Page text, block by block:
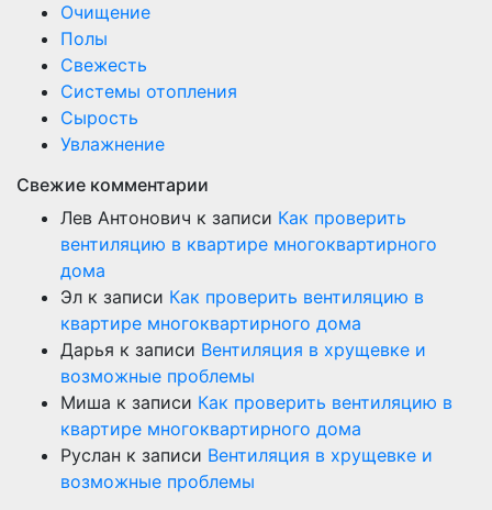
Очищение
Полы
Свежесть
Системы отопления
Сырость
Увлажнение
Свежие комментарии
Лев Антонович к записи Как проверить
вентиляцию в квартире многоквартирного
дома
Эл к записи Как проверить вентиляцию в
квартире многоквартирного дома
Дарья к записи Вентиляция в хрущевке и
возможные проблемы
Миша к записи Как проверить вентиляцию в
квартире многоквартирного дома
Руслан к записи Вентиляция в хрущевке и
возможные проблемы